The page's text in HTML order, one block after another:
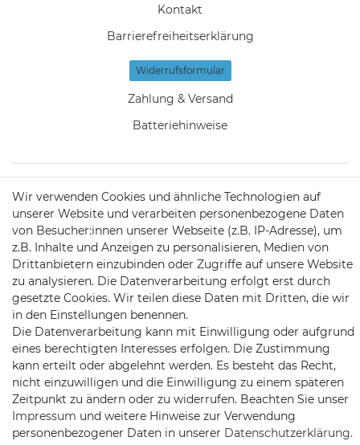
Kontakt
Barrierefreiheitserklärung
Widerrufs­formular
Zahlung & Versand
Batteriehinweise
KONTAKT
Telefon: 09721 / 9453362
Mail:info@satshopping.de
Kopenhagenstr. 4
97424 Schweinfurt
Wir verwenden Cookies und ähnliche Technologien auf
unserer Website und verarbeiten personenbezogene Daten
von Besucher:innen unserer Webseite (z.B. IP-Adresse), um
z.B. Inhalte und Anzeigen zu personalisieren, Medien von
Drittanbietern einzubinden oder Zugriffe auf unsere Website
zu analysieren. Die Datenverarbeitung erfolgt erst durch
gesetzte Cookies. Wir teilen diese Daten mit Dritten, die wir
in den Einstellungen benennen.
Die Datenverarbeitung kann mit Einwilligung oder aufgrund
eines berechtigten Interesses erfolgen. Die Zustimmung
kann erteilt oder abgelehnt werden. Es besteht das Recht,
nicht einzuwilligen und die Einwilligung zu einem späteren
Zeitpunkt zu ändern oder zu widerrufen. Beachten Sie unser
Impressum und weitere Hinweise zur Verwendung
personenbezogener Daten in unserer Daten­schutz­erklärung.